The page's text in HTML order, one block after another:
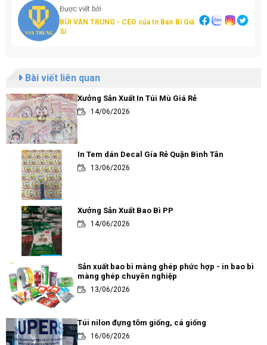
Được viết bởi
BÙI VĂN TRUNG - CEO của In Bao Bì Giá
Sỉ
Bài viết liên quan
Xưởng Sản Xuất In Túi Mù Giá Rẻ
14/06/2026
In Tem dán Decal Gía Rẻ Quận Bình Tân
13/06/2026
Xưởng Sản Xuất Bao Bì PP
14/06/2026
Sản xuất bao bì màng ghép phức hợp - in bao bì
màng ghép chuyên nghiệp
13/06/2026
Túi nilon đựng tôm giống, cá giống
16/06/2026